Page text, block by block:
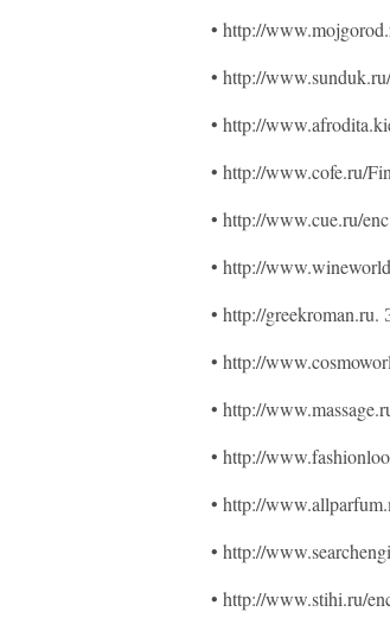
• http://
• http://
• http://
• http://www.cofe.ru/
• http://www.cue.ru/
• http://
• http://
• http://
• http://
• http://
• http://
• http://
• http://www.stihi.ru/